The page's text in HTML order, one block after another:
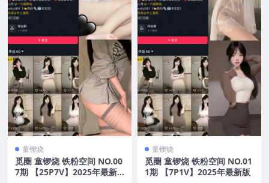
童锣烧
觅圈 童锣烧 铁粉空间 NO.00
7期 【25P7V】2025年最新
童锣烧
觅圈 童锣烧 铁粉空间 NO.01
1期 【7P1V】2025年最新版